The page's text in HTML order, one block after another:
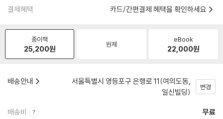
결제혜택 카드/간편결제 혜택을 확인하세요
종이책
25,200원 원제
eBook
22,000원
배송안내
서울특별시 영등포구 은행로 11(여의도동,
일신빌딩)
변경
배송비 무료